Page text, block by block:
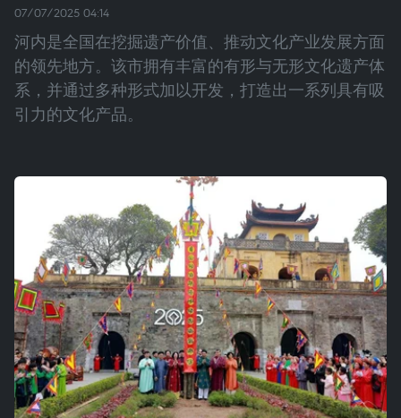
07/07/2025 04:14
河内是全国在挖掘遗产价值、推动文化产业发展方面
的领先地方。该市拥有丰富的有形与无形文化遗产体
系，并通过多种形式加以开发，打造出一系列具有吸
引力的文化产品。